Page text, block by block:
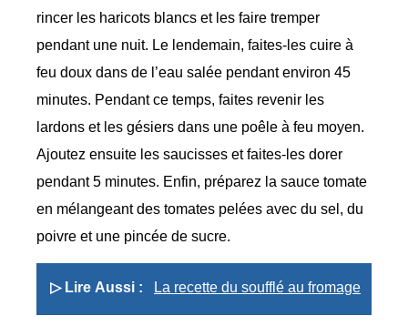
rincer les haricots blancs et les faire tremper
pendant une nuit. Le lendemain, faites-les cuire à
feu doux dans de l’eau salée pendant environ 45
minutes. Pendant ce temps, faites revenir les
lardons et les gésiers dans une poêle à feu moyen.
Ajoutez ensuite les saucisses et faites-les dorer
pendant 5 minutes. Enfin, préparez la sauce tomate
en mélangeant des tomates pelées avec du sel, du
poivre et une pincée de sucre.
▷ Lire Aussi : La recette du soufflé au fromage